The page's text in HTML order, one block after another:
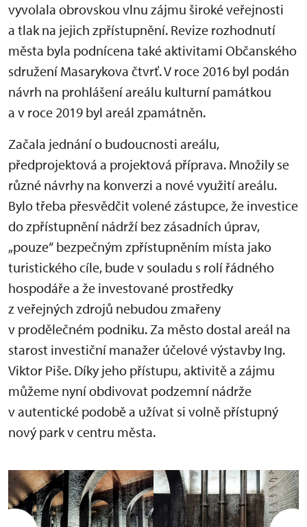
vyvolala obrovskou vlnu zájmu široké veřejnosti
a tlak na jejich zpřístupnění. Revize rozhodnutí
města byla podnícena také aktivitami Občanského
sdružení Masarykova čtvrť. V roce 2016 byl podán
návrh na prohlášení areálu kulturní památkou
a v roce 2019 byl areál zpamátněn.
Začala jednání o budoucnosti areálu,
předprojektová a projektová příprava. Množily se
různé návrhy na konverzi a nové využití areálu.
Bylo třeba přesvědčit volené zástupce, že investice
do zpřístupnění nádrží bez zásadních úprav,
„pouze“ bezpečným zpřístupněním místa jako
turistického cíle, bude v souladu s rolí řádného
hospodáře a že investované prostředky
z veřejných zdrojů nebudou zmařeny
v prodělečném podniku. Za město dostal areál na
starost investiční manažer účelové výstavby Ing.
Viktor Piše. Díky jeho přístupu, aktivitě a zájmu
můžeme nyní obdivovat podzemní nádrže
v autentické podobě a užívat si volně přístupný
nový park v centru města.